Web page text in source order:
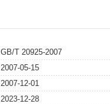
GB/T 20925-2007
2007-05-15
2007-12-01
2023-12-28